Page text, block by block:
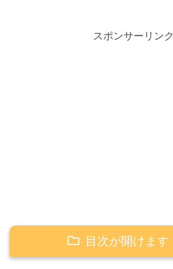
スポンサーリンク
目次が開けます